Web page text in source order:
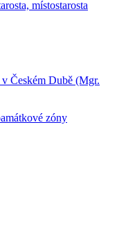
místostarosta
Českém Dubě (Mgr.
zóny